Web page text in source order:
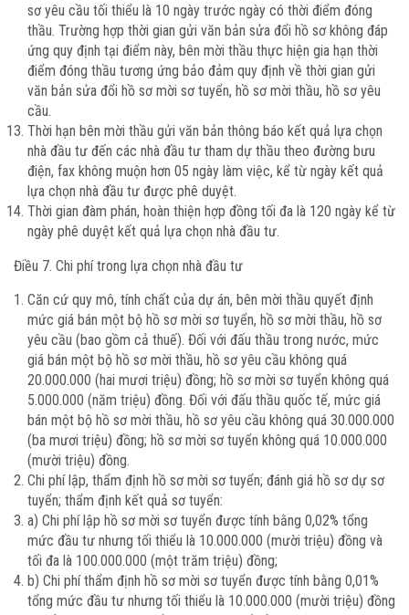
sơ yêu cầu tối thiểu là 10 ngày trước ngày có thời điểm đóng
thầu. Trường hợp thời gian gửi văn bản sửa đổi hồ sơ không đáp
ứng quy định tại điểm này, bên mời thầu thực hiện gia hạn thời
điểm đóng thầu tương ứng bảo đảm quy định về thời gian gửi
văn bản sửa đổi hồ sơ mời sơ tuyển, hồ sơ mời thầu, hồ sơ yêu
cầu.
Thời hạn bên mời thầu gửi văn bản thông báo kết quả lựa chọn
nhà đầu tư đến các nhà đầu tư tham dự thầu theo đường bưu
điện, fax không muộn hơn 05 ngày làm việc, kể từ ngày kết quả
lựa chọn nhà đầu tư được phê duyệt.
Thời gian đàm phán, hoàn thiện hợp đồng tối đa là 120 ngày kể từ
ngày phê duyệt kết quả lựa chọn nhà đầu tư.
Điều 7. Chi phí trong lựa chọn nhà đầu tư
Căn cứ quy mô, tính chất của dự án, bên mời thầu quyết định
mức giá bán một bộ hồ sơ mời sơ tuyển, hồ sơ mời thầu, hồ sơ
yêu cầu (bao gồm cả thuế). Đối với đấu thầu trong nước, mức
giá bán một bộ hồ sơ mời thầu, hồ sơ yêu cầu không quá
20.000.000 (hai mươi triệu) đồng; hồ sơ mời sơ tuyển không quá
5.000.000 (năm triệu) đồng. Đối với đấu thầu quốc tế, mức giá
bán một bộ hồ sơ mời thầu, hồ sơ yêu cầu không quá 30.000.000
(ba mươi triệu) đồng; hồ sơ mời sơ tuyển không quá 10.000.000
(mười triệu) đồng.
Chi phí lập, thẩm định hồ sơ mời sơ tuyển; đánh giá hồ sơ dự sơ
tuyển; thẩm định kết quả sơ tuyển:
a) Chi phí lập hồ sơ mời sơ tuyển được tính bằng 0,02% tổng
mức đầu tư nhưng tối thiểu là 10.000.000 (mười triệu) đồng và
tối đa là 100.000.000 (một trăm triệu) đồng;
b) Chi phí thẩm định hồ sơ mời sơ tuyển được tính bằng 0,01%
tổng mức đầu tư nhưng tối thiểu là 10.000.000 (mười triệu) đồng